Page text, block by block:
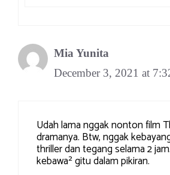
Mia Yunita
December 3, 2021 at
Udah lama nggak nonton film
dramanya. Btw, nggak
thriller dan tegang selama 2
kebawa² gitu dalam pikiran.